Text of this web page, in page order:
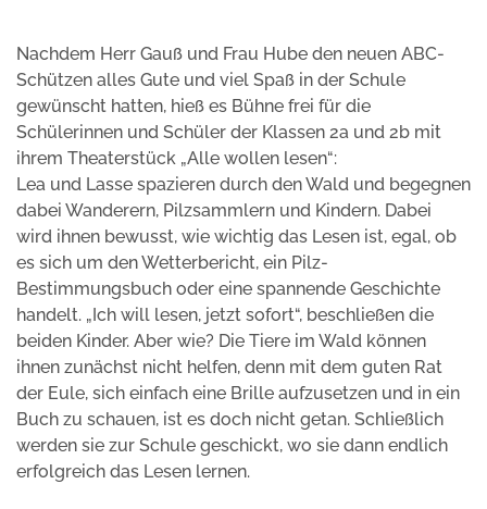
Nachdem Herr Gauß und Frau Hube den neuen ABC-
Schützen alles Gute und viel Spaß in der Schule
gewünscht hatten, hieß es Bühne frei für die
Schülerinnen und Schüler der Klassen 2a und 2b mit
ihrem Theaterstück „Alle wollen lesen“:
Lea und Lasse spazieren durch den Wald und begegnen
dabei Wanderern, Pilzsammlern und Kindern. Dabei
wird ihnen bewusst, wie wichtig das Lesen ist, egal, ob
es sich um den Wetterbericht, ein Pilz-
Bestimmungsbuch oder eine spannende Geschichte
handelt. „Ich will lesen, jetzt sofort“, beschließen die
beiden Kinder. Aber wie? Die Tiere im Wald können
ihnen zunächst nicht helfen, denn mit dem guten Rat
der Eule, sich einfach eine Brille aufzusetzen und in ein
Buch zu schauen, ist es doch nicht getan. Schließlich
werden sie zur Schule geschickt, wo sie dann endlich
erfolgreich das Lesen lernen.